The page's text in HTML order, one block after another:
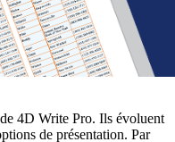
4D Write Pro. Ils évoluent
de présentation. Par